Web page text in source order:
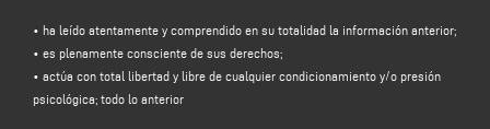
Responsable de la protección de datos (RPD): Dr. Donato Eugenio Caccavella,
dirección de correo electrónico:
voilap@amicadpo.euz
2. DATOS PERSONALES TRATADOS, FINALIDAD DEL TRATAMIENTO Y BASE
• ha leído atentamente y comprendido en su totalidad la información anterior;
• es plenamente consciente de sus derechos;
• actúa con total libertad y libre de cualquier condicionamiento y/o presión
psicológica; todo lo anterior